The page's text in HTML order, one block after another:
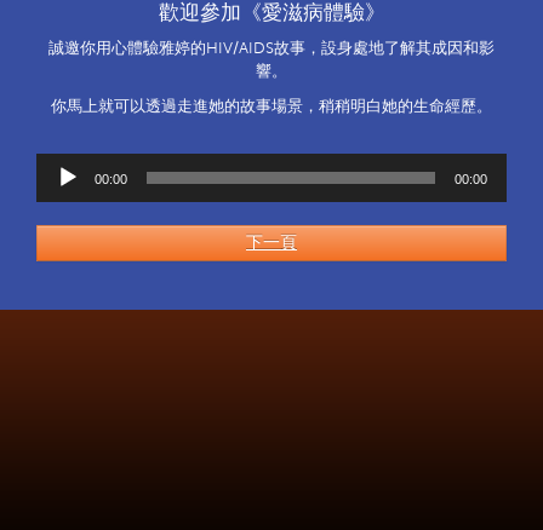
歡迎參加《愛滋病體驗》
誠邀你用心體驗雅婷的HIV/AIDS故事，設身處地了解其成因和影
響。
你馬上就可以透過走進她的故事場景，稍稍明白她的生命經歷。
訊
放
器
00:00 00:00
下一頁